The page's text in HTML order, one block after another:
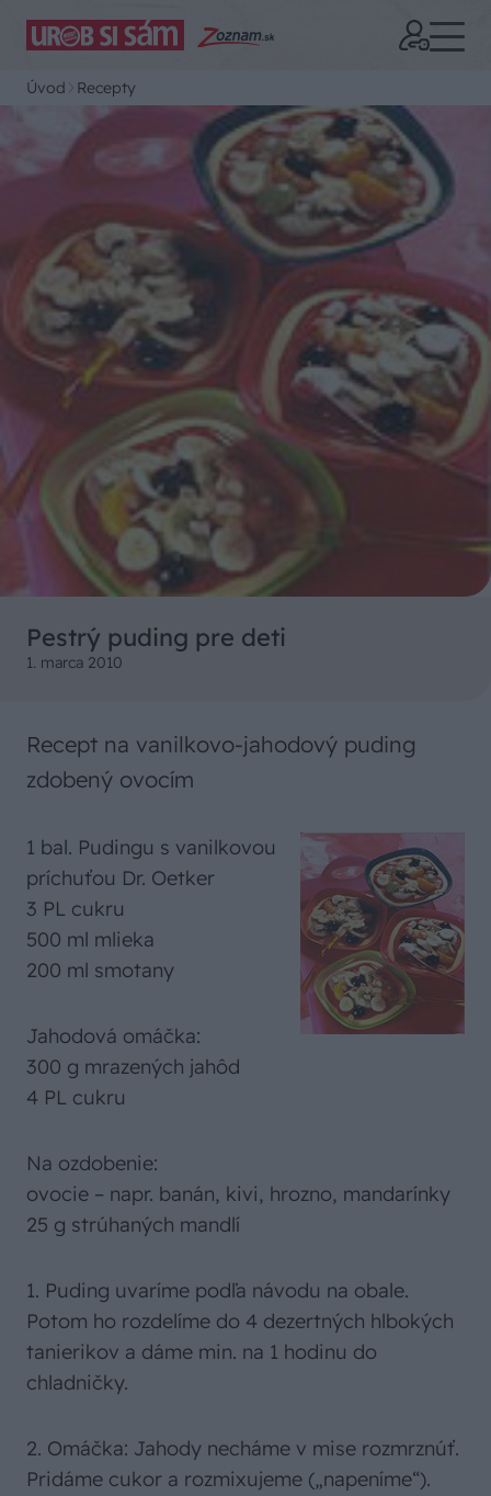
Úvod Recepty
Pestrý puding pre deti
1. marca 2010
Recept na vanilkovo-jahodový puding
zdobený ovocím
1 bal. Pudingu s vanilkovou
príchuťou Dr. Oetker
3 PL cukru
500 ml mlieka
200 ml smotany
Jahodová omáčka:
300 g mrazených jahôd
4 PL cukru
Na ozdobenie:
ovocie – napr. banán, kivi, hrozno, mandarínky
25 g strúhaných mandlí
1. Puding uvaríme podľa návodu na obale.
Potom ho rozdelíme do 4 dezertných hlbokých
tanierikov a dáme min. na 1 hodinu do
chladničky.
2. Omáčka: Jahody necháme v mise rozmrznúť.
Pridáme cukor a rozmixujeme („napeníme“).